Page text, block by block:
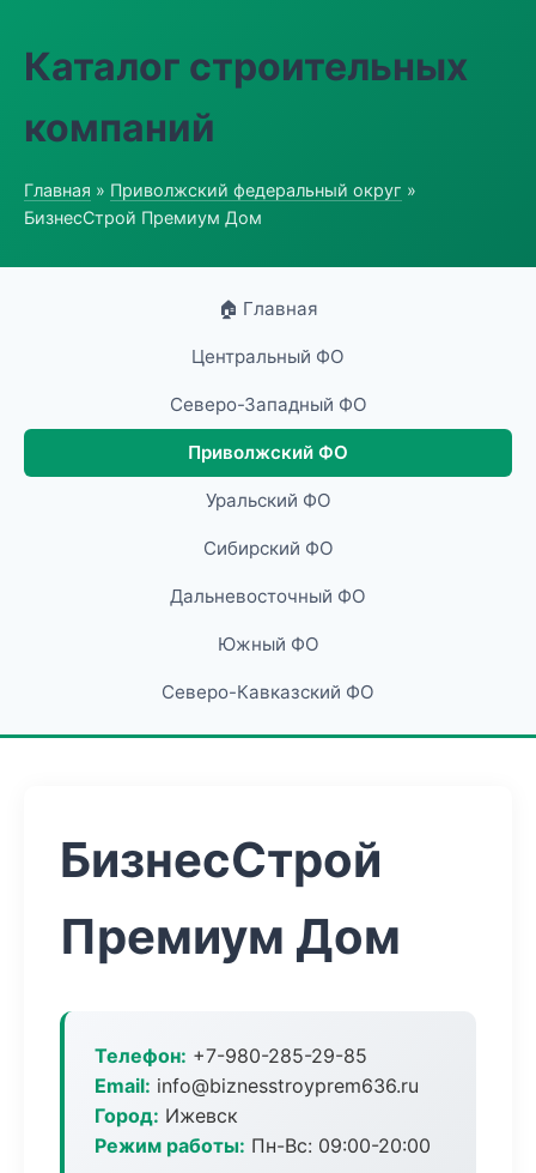
Каталог строительных
компаний
Главная » Приволжский федеральный округ »
БизнесСтрой Премиум Дом
🏠 Главная
Центральный ФО
Северо-Западный ФО
Приволжский ФО
Уральский ФО
Сибирский ФО
Дальневосточный ФО
Южный ФО
Северо-Кавказский ФО
БизнесСтрой
Премиум Дом
Телефон: +7-980-285-29-85
Email: info@biznesstroyprem636.ru
Город: Ижевск
Режим работы: Пн-Вс: 09:00-20:00